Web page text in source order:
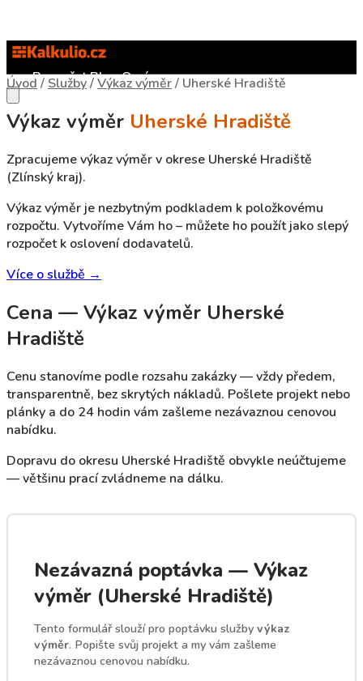
RozpočetBlogO nás
Úvod / Služby/Výkaz výměr/ Uherské Hradiště
Výkaz výměr Uherské Hradiště
Zpracujeme výkaz výměr v okrese Uherské Hradiště
(Zlínský kraj).
Výkaz výměr je nezbytným podkladem k položkovému
rozpočtu. Vytvoříme Vám ho – můžete ho použít jako slepý
rozpočet k oslovení dodavatelů.
Více o službě →
Cena — Výkaz výměr Uherské
Hradiště
Cenu stanovíme podle rozsahu zakázky — vždy předem,
transparentně, bez skrytých nákladů. Pošlete projekt nebo
plánky a do 24 hodin vám zašleme nezávaznou cenovou
nabídku.
Dopravu do okresu Uherské Hradiště obvykle neúčtujeme
— většinu prací zvládneme na dálku.
Nezávazná poptávka — Výkaz
výměr (Uherské Hradiště)
Tento formulář slouží pro poptávku služby výkaz
výměr. Popište svůj projekt a my vám zašleme
nezávaznou cenovou nabídku.